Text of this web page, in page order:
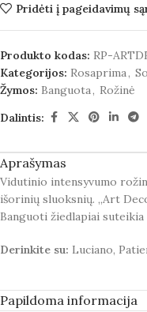
Pridėti į pageidavimų
Produkto kodas: RP-
Kategorijos: Rosaprima,
Žymos: Banguota, Rožinė
Dalintis:
Aprašymas
Vidutinio intensyvumo
išorinių sluoksnių. „Art
Banguoti žiedlapiai suteikia
Derinkite su: Luciano,
Papildoma informacija